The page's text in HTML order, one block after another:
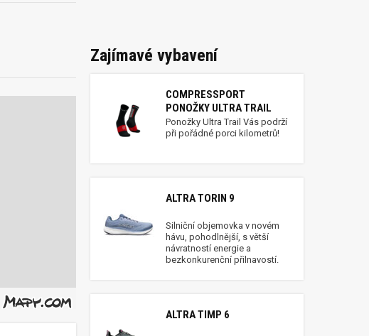
Zajímavé vybavení
COMPRESSPORT
PONOŽKY ULTRA TRAIL
Ponožky Ultra Trail Vás podrží
při pořádné porci kilometrů!
ALTRA TORIN 9
Silniční objemovka v novém
hávu, pohodlnější, s větší
návratností energie a
bezkonkurenční přilnavostí.
ALTRA TIMP 6